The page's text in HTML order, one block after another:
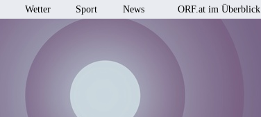
Wetter Sport News ORF.at im Überblick